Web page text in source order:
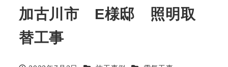
加古川市 E様邸 照明取
替工事